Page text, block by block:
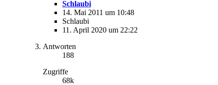
Schlaubi
14. Mai 2011 um 10:48
Schlaubi
11. April 2020 um 22:22
Antworten
188
Zugriffe
68k